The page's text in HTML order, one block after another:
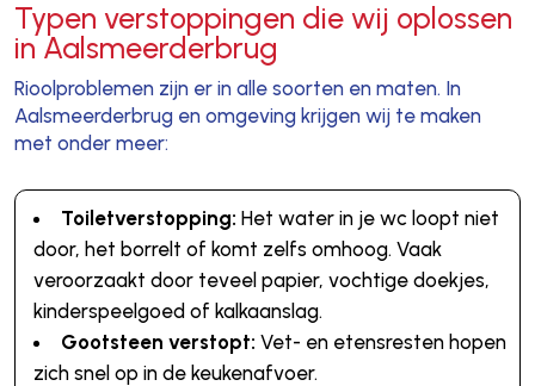
Typen verstoppingen die wij oplossen
in Aalsmeerderbrug
Rioolproblemen zijn er in alle soorten en maten. In
Aalsmeerderbrug en omgeving krijgen wij te maken
met onder meer:
Toiletverstopping: Het water in je wc loopt niet
door, het borrelt of komt zelfs omhoog. Vaak
veroorzaakt door teveel papier, vochtige doekjes,
kinderspeelgoed of kalkaanslag.
Gootsteen verstopt: Vet- en etensresten hopen
zich snel op in de keukenafvoer.